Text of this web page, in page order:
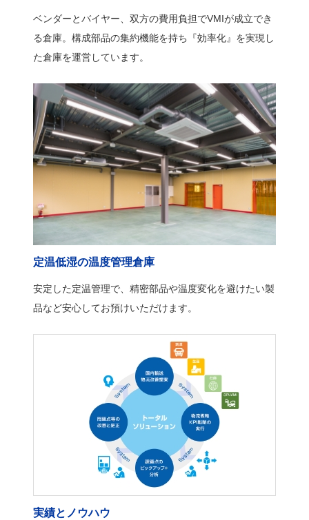
ベンダーとバイヤー、双方の費用負担でVMIが成立でき
る倉庫。構成部品の集約機能を持ち『効率化』を実現し
た倉庫を運営しています。
定温低湿の温度管理倉庫
安定した定温管理で、精密部品や温度変化を避けたい製
品など安心してお預けいただけます。
実績とノウハウ